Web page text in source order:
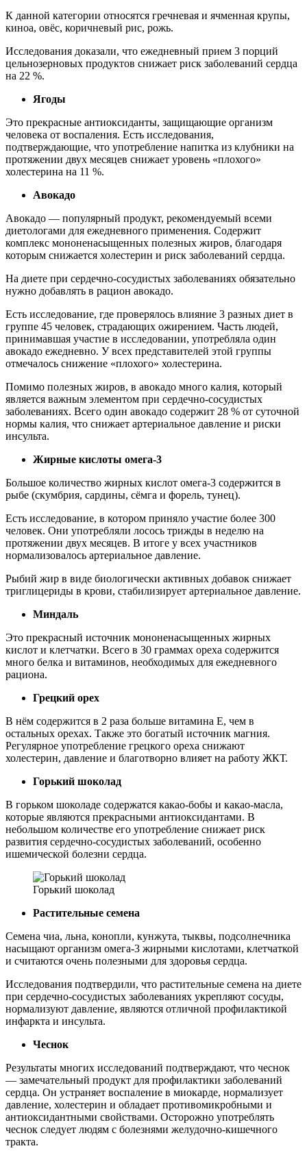
К данной категории относятся гречневая и ячменная крупы,
киноа, овёс, коричневый рис, рожь.
Исследования доказали, что ежедневный прием 3 порций
цельнозерновых продуктов снижает риск заболеваний сердца
на 22 %.
Ягоды
Это прекрасные антиоксиданты, защищающие организм
человека от воспаления. Есть исследования,
подтверждающие, что употребление напитка из клубники на
протяжении двух месяцев снижает уровень «плохого»
холестерина на 11 %.
Авокадо
Авокадо — популярный продукт, рекомендуемый всеми
диетологами для ежедневного применения. Содержит
комплекс мононенасыщенных полезных жиров, благодаря
которым снижается холестерин и риск заболеваний сердца.
На диете при сердечно-сосудистых заболеваниях обязательно
нужно добавлять в рацион авокадо.
Есть исследование, где проверялось влияние 3 разных диет в
группе 45 человек, страдающих ожирением. Часть людей,
принимавшая участие в исследовании, употребляла один
авокадо ежедневно. У всех представителей этой группы
отмечалось снижение «плохого» холестерина.
Помимо полезных жиров, в авокадо много калия, который
является важным элементом при сердечно-сосудистых
заболеваниях. Всего один авокадо содержит 28 % от суточной
нормы калия, что снижает артериальное давление и риски
инсульта.
Жирные кислоты омега-3
Большое количество жирных кислот омега-3 содержится в
рыбе (скумбрия, сардины, сёмга и форель, тунец).
Есть исследование, в котором приняло участие более 300
человек. Они употребляли лосось трижды в неделю на
протяжении двух месяцев. В итоге у всех участников
нормализовалось артериальное давление.
Рыбий жир в виде биологически активных добавок снижает
триглицериды в крови, стабилизирует артериальное давление.
Миндаль
Это прекрасный источник мононенасыщенных жирных
кислот и клетчатки. Всего в 30 граммах ореха содержится
много белка и витаминов, необходимых для ежедневного
рациона.
Грецкий орех
В нём содержится в 2 раза больше витамина Е, чем в
остальных орехах. Также это богатый источник магния.
Регулярное употребление грецкого ореха снижают
холестерин, давление и благотворно влияет на работу ЖКТ.
Горький шоколад
В горьком шоколаде содержатся какао-бобы и какао-масла,
которые являются прекрасными антиоксидантами. В
небольшом количестве его употребление снижает риск
развития сердечно-сосудистых заболеваний, особенно
ишемической болезни сердца.
Горький шоколад
Растительные семена
Семена чиа, льна, конопли, кунжута, тыквы, подсолнечника
насыщают организм омега-3 жирными кислотами, клетчаткой
и считаются очень полезными для здоровья сердца.
Исследования подтвердили, что растительные семена на диете
при сердечно-сосудистых заболеваниях укрепляют сосуды,
нормализуют давление, являются отличной профилактикой
инфаркта и инсульта.
Чеснок
Результаты многих исследований подтверждают, что чеснок
— замечательный продукт для профилактики заболеваний
сердца. Он устраняет воспаление в миокарде, нормализует
давление, холестерин и обладает противомикробными и
антиоксидантными свойствами. Осторожно употреблять
чеснок следует людям с болезнями желудочно-кишечного
тракта.